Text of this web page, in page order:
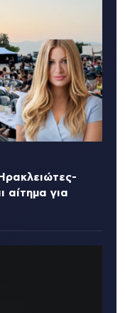
αίτημα για